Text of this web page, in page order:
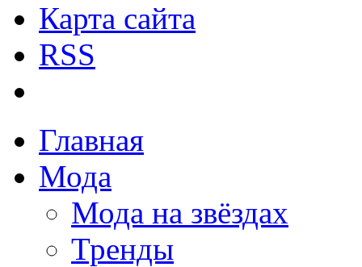
Карта сайта
RSS
Главная
Мода
Мода на звёздах
Тренды